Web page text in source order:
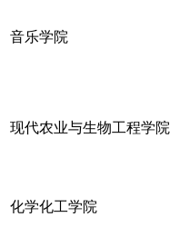
音乐学院
现代农业与生物工程学院
化学化工学院